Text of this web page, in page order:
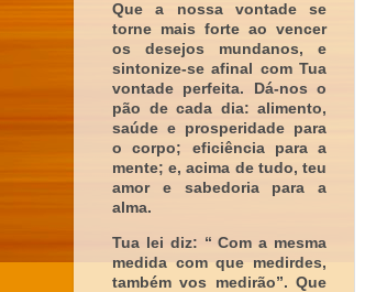
Que a nossa vontade se
torne mais forte ao vencer
os desejos mundanos, e
sintonize-se afinal com Tua
vontade perfeita. Dá-nos o
pão de cada dia: alimento,
saúde e prosperidade para
o corpo; eficiência para a
mente; e, acima de tudo, teu
amor e sabedoria para a
alma.
Tua lei diz: “ Com a mesma
medida com que medirdes,
também vos medirão”. Que